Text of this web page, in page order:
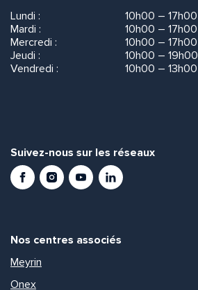
Lundi :
10h00 – 17h00
Mardi :
10h00 – 17h00
Mercredi :
10h00 – 17h00
Jeudi :
10h00 – 19h00
Vendredi :
10h00 – 13h00
Suivez-nous sur les réseaux
FacebookInstagramYoutubeLinkedIn
Nos centres associés
Meyrin
Onex